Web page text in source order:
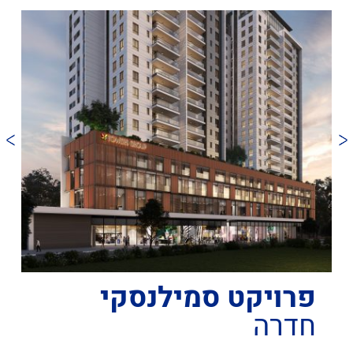
פרויקט סמילנסקי
חדרה